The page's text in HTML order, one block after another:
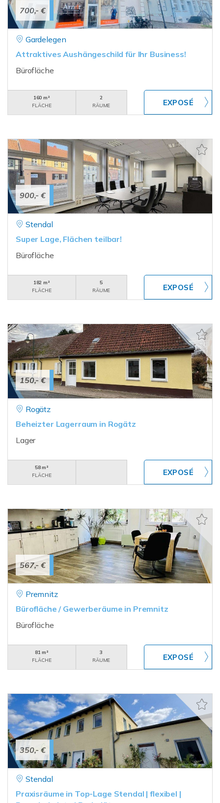
700,- €
Gardelegen
Attraktives Aushängeschild für Ihr Business!
Bürofläche
160 m²
FLÄCHE
2
RÄUME
900,- €
Stendal
Super Lage, Flächen teilbar!
Bürofläche
182 m²
FLÄCHE
5
RÄUME
150,- €
Rogätz
Beheizter Lagerraum in Rogätz
Lager
58 m²
FLÄCHE
567,- €
Premnitz
Bürofläche / Gewerberäume in Premnitz
Bürofläche
81 m²
FLÄCHE
3
RÄUME
350,- €
Stendal
Praxisräume in Top-Lage Stendal | flexibel |